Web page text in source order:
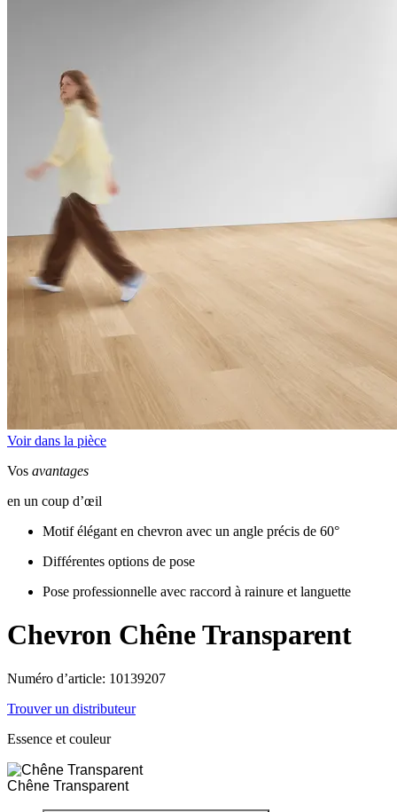
Voir dans la pièce
Vos avantages
en un coup d’œil
Motif élégant en chevron avec un angle précis de 60°
Différentes options de pose
Pose professionnelle avec raccord à rainure et languette
Chevron Chêne Transparent
Numéro d’article: 10139207
Trouver un distributeur
Essence et couleur
Chêne Transparent